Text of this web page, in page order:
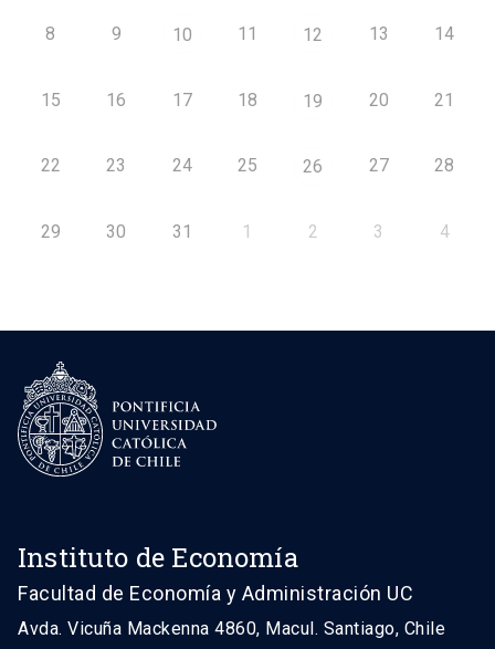
8 9 10 11 12 13 14
15 16 17 18 19 20 21
22 23 24 25 26 27 28
29 30 31 1 2 3 4
Instituto de Economía
Facultad de Economía y Administración UC
Avda. Vicuña Mackenna 4860, Macul. Santiago, Chile